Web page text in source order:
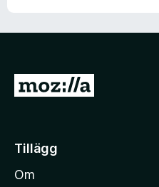
G
i
l
Tillägg
Om